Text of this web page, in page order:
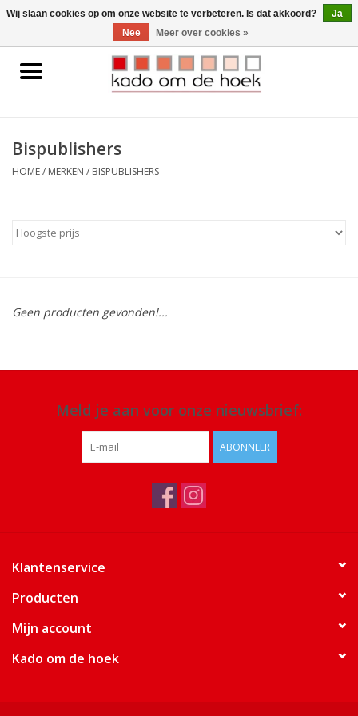
0 Artikelen - €0,00
Home
Gadgets
Bispublishers
HOME/ MERKEN / BISPUBLISHERS
Geen producten gevonden!...
Meld je aan voor onze nieuwsbrief:
ABONNEER
Klantenservice
Producten
Mijn account
Kado om de hoek
Wij slaan cookies op om onze website te verbeteren. Is dat akkoord?
Ja
Nee
Meer over cookies »